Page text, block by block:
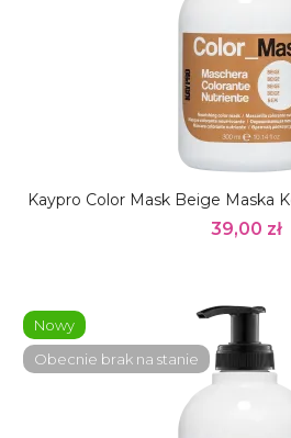
Kaypro Color Mask Beige Maska
39,00 zł
Nowy
Obecnie brak na stanie